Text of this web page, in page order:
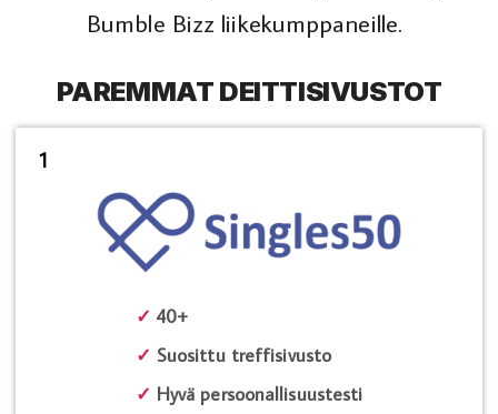
Bumble Bizz liikekumppaneille.
PAREMMAT DEITTISIVUSTOT
1
✓ 40+
✓ Suosittu treffisivusto
✓ Hyvä persoonallisuustesti